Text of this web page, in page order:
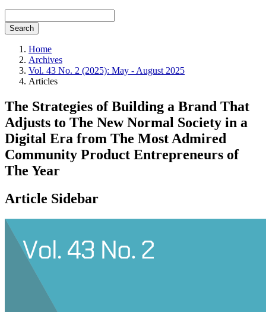
Search
Home
Archives
Vol. 43 No. 2 (2025): May - August 2025
Articles
The Strategies of Building a Brand That
Adjusts to The New Normal Society in a
Digital Era from The Most Admired
Community Product Entrepreneurs of
The Year
Article Sidebar